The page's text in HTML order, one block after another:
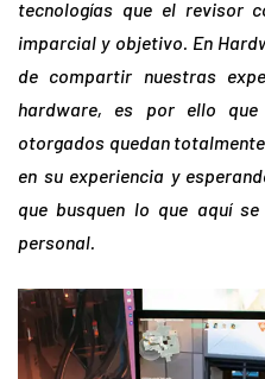
tecnologías que el revisor
imparcial y objetivo. En
de compartir nuestras
hardware, es por ello
otorgados quedan
en su experiencia y
que busquen lo que aquí
personal.